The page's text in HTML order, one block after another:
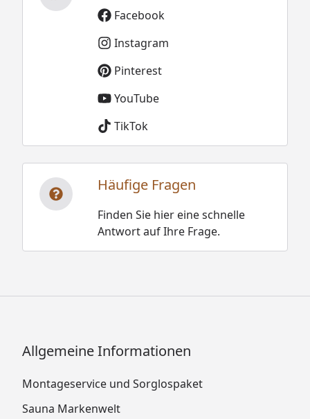
Facebook
Instagram
Pinterest
YouTube
TikTok
Häufige Fragen
Finden Sie hier eine schnelle
Antwort auf Ihre Frage.
Allgemeine Informationen
Montageservice und Sorglospaket
Sauna Markenwelt